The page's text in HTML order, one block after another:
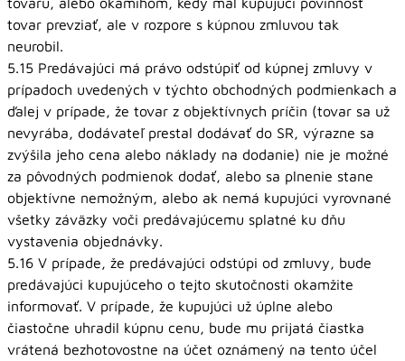
tovar prevziať, ale v rozpore s kúpnou zmluvou tak
neurobil.
5.15 Predávajúci má právo odstúpiť od kúpnej zmluvy v
prípadoch uvedených v týchto obchodných podmienkach a
ďalej v prípade, že tovar z objektívnych príčin (tovar sa už
nevyrába, dodávateľ prestal dodávať do SR, výrazne sa
zvýšila jeho cena alebo náklady na dodanie) nie je možné
za pôvodných podmienok dodať, alebo sa plnenie stane
objektívne nemožným, alebo ak nemá kupujúci vyrovnané
všetky záväzky voči predávajúcemu splatné ku dňu
vystavenia objednávky.
5.16 V prípade, že predávajúci odstúpi od zmluvy, bude
predávajúci kupujúceho o tejto skutočnosti okamžite
informovať. V prípade, že kupujúci už úplne alebo
čiastočne uhradil kúpnu cenu, bude mu prijatá čiastka
vrátená bezhotovostne na účet oznámený na tento účel